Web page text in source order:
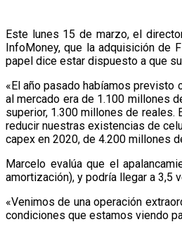
Este lunes 15 de marzo, el
InfoMoney, que la adquisición de
papel dice estar dispuesto a que
«El año pasado habíamos previsto
al mercado era de 1.100 millones
superior, 1.300 millones de reales.
reducir nuestras existencias de
capex en 2020, de 4.200 millones
Marcelo evalúa que el
amortización), y podría llegar a 3,5
«Venimos de una operación
condiciones que estamos viendo